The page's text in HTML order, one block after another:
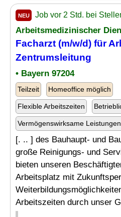
NEU Job vor 2 Std. bei
Arbeitsmedizinischer
Facharzt (m/w/d) für
Zentrumsleitung
• Bayern 97204
Teilzeit Homeoffice möglich
Flexible Arbeitszeiten
Vermögenswirksame Leistungen
[. .. ] des Bauhaupt- und
große Reinigungs- und
bieten unseren
Arbeitsplatz mit
Arbeitszeiten durch unser